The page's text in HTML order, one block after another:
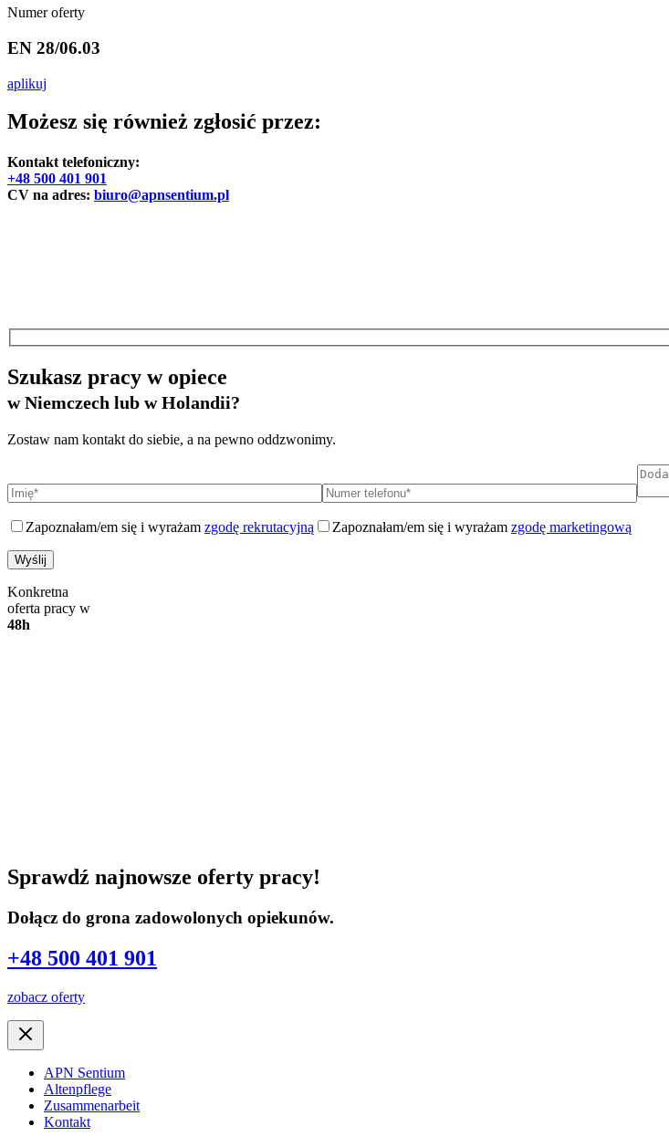
Numer oferty
EN 28/06.03
aplikuj
Możesz się również zgłosić przez:
Kontakt telefoniczny:
+48 500 401 901
CV na adres: biuro@apnsentium.pl
Szukasz pracy w opiece
w Niemczech lub w Holandii?
Zostaw nam kontakt do siebie, a na pewno oddzwonimy.
Zapoznałam/em się i wyrażam zgodę rekrutacyjną Zapoznałam/em się i wyrażam zgodę marketingową
Konkretna
oferta pracy w
48h
Sprawdź najnowsze oferty pracy!
Dołącz do grona zadowolonych opiekunów.
+48 500 401 901
zobacz oferty
APN Sentium
Altenpflege
Zusammenarbeit
Kontakt